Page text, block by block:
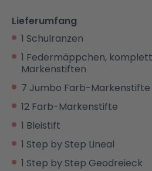
Lieferumfang
1 Schulranzen
1 Federmäppchen,
Markenstiften
7 Jumbo Farb-Markenstifte
12 Farb-Markenstifte
1 Bleistift
1 Step by Step Lineal
1 Step by Step Geodreieck